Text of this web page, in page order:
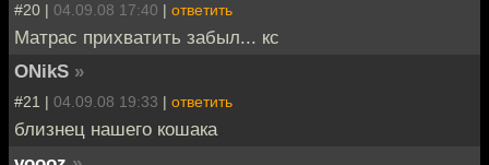
#20 | 04.09.08 17:40 | ответить
Матрас прихватить забыл... кс
ONikS »
#21 | 04.09.08 19:33 | ответить
близнец нашего кошака